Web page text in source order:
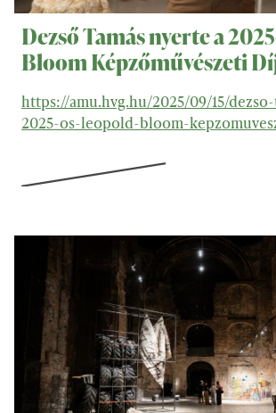
Dezső Tamás nyerte a
Bloom Képzőművészeti
https://amu.hvg.hu/2025/09/15/
2025-os-leopold-bloom-